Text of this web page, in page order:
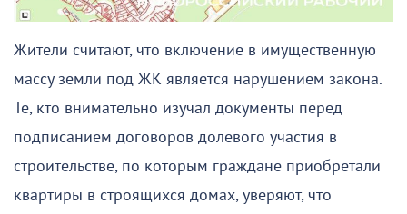
Жители считают, что включение в имущественную
массу земли под ЖК является нарушением закона.
Те, кто внимательно изучал документы перед
подписанием договоров долевого участия в
строительстве, по которым граждане приобретали
квартиры в строящихся домах, уверяют, что